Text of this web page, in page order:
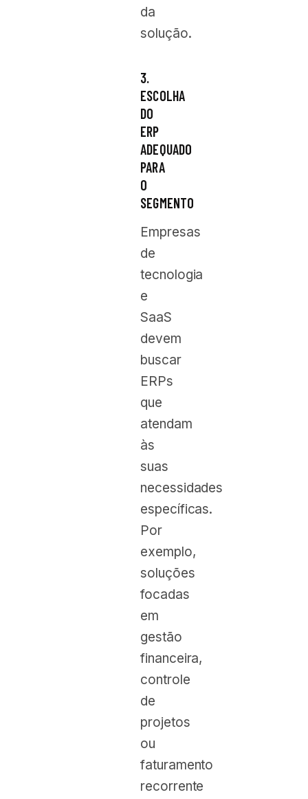
da
solução.
3.
ESCOLHA
DO
ERP
ADEQUADO
PARA
O
SEGMENTO
Empresas
de
tecnologia
e
SaaS
devem
buscar
ERPs
que
atendam
às
suas
necessidades
específicas.
Por
exemplo,
soluções
focadas
em
gestão
financeira,
controle
de
projetos
ou
faturamento
recorrente